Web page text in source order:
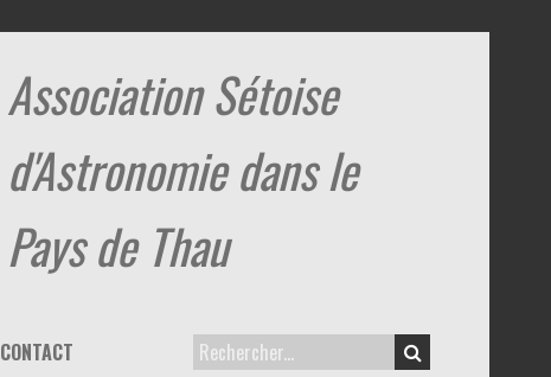
Association Sétoise
d'Astronomie dans le
Pays de Thau
CONTACT